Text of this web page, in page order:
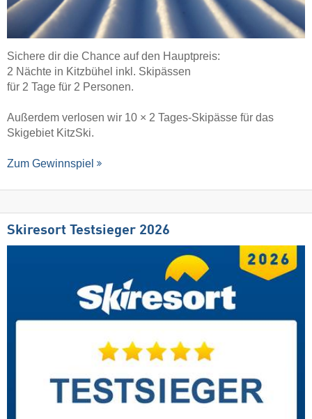
Sichere dir die Chance auf den Hauptpreis:
2 Nächte in Kitzbühel inkl. Skipässen
für 2 Tage für 2 Personen.
Außerdem verlosen wir 10 × 2 Tages-Skipässe für das
Skigebiet KitzSki.
Zum Gewinnspiel
Skiresort Testsieger 2026